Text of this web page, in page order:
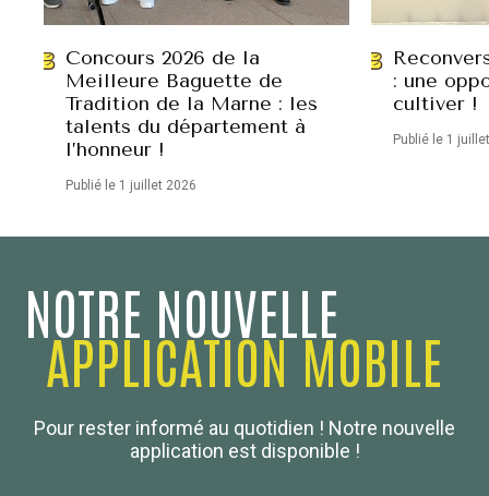
Concours 2026 de la
Meilleure Baguette de
Tradition de la Marne : les
talents du département à
l’honneur !
Publié le 1 juillet 2026
: une
cultiver !
Publié le 1
NOTRE NOUVELLE
APPLICATION MOBILE
Pour rester informé au quotidien ! Notre nouvelle
application est disponible !
Boulanger de France